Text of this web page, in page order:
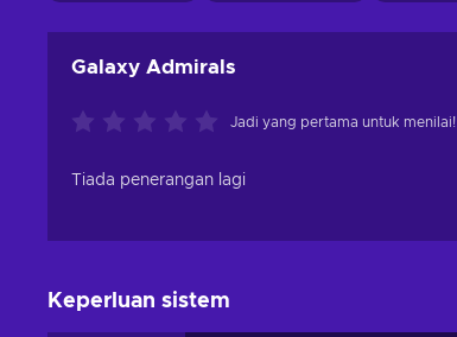
Galaxy Admirals
Jadi yang pertama untuk menilai!
Tiada penerangan lagi
Keperluan sistem